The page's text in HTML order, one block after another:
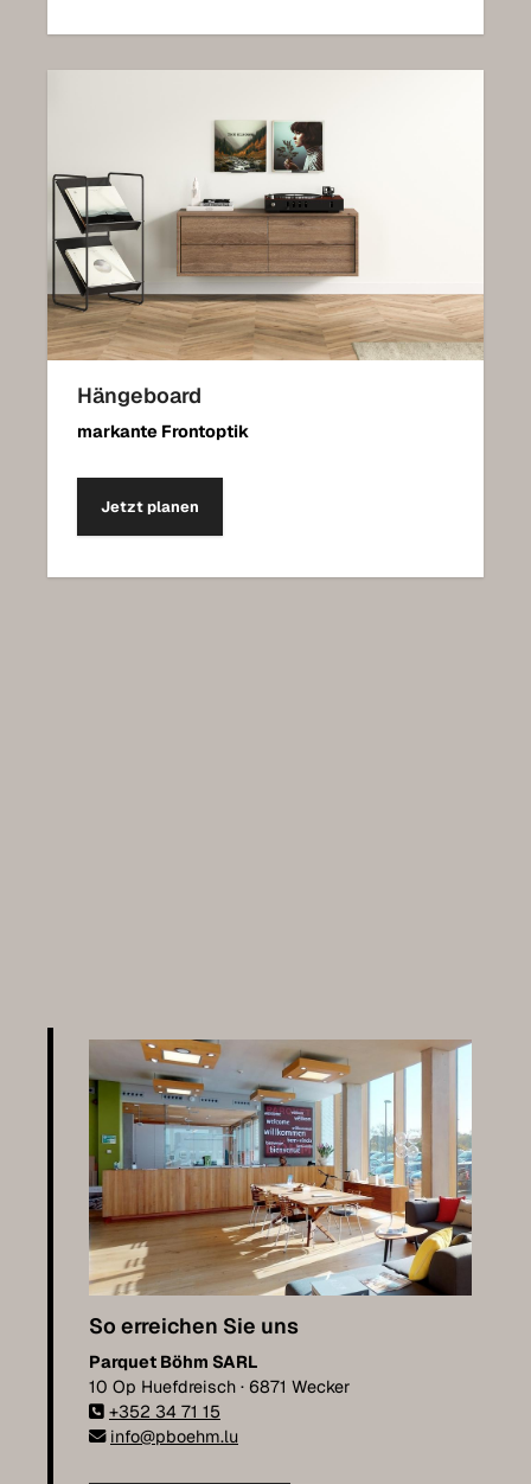
Hängeboard
markante Frontoptik
Jetzt planen
So erreichen Sie uns
Parquet Böhm SARL
10 Op Huefdreisch · 6871 Wecker
+352 34 71 15
info@pboehm.lu